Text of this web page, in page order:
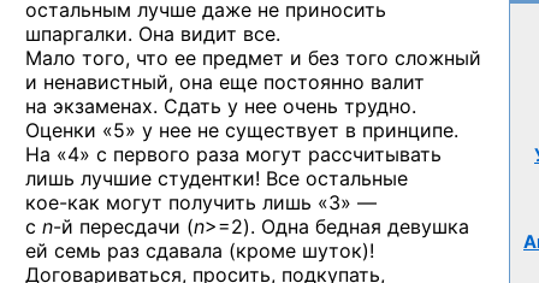
остальным лучше даже не приносить
шпаргалки. Она видит все.
Мало того, что ее предмет и без того сложный
и ненавистный, она еще постоянно валит
на экзаменах. Сдать у нее очень трудно.
Оценки «5» у нее не существует в принципе.
На «4» с первого раза могут рассчитывать
лишь лучшие студентки! Все остальные
кое-как могут получить лишь «3» —
с n-й пересдачи (n>=2). Одна бедная девушка
ей семь раз сдавала (кроме шуток)!
Договариваться, просить, подкупать,